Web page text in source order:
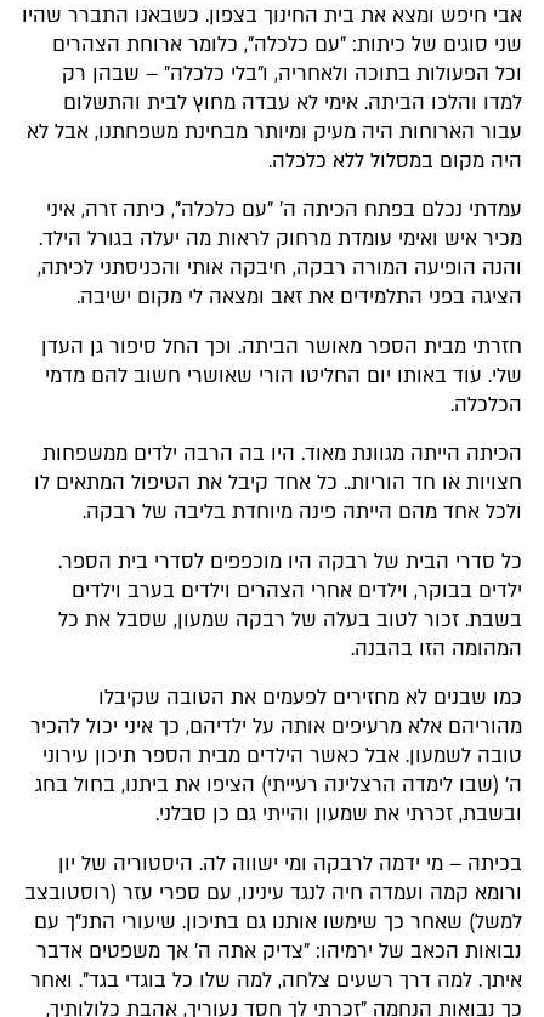
אבי חיפש ומצא את בית החינוך בצפון. כשבאנו התברר שהיו
שני סוגים של כיתות: "עם כלכלה", כלומר ארוחת הצהרים
וכל הפעולות בתוכה ולאחריה, ו"בלי כלכלה" – שבהן רק
למדו והלכו הביתה. אימי לא עבדה מחוץ לבית והתשלום
עבור הארוחות היה מעיק ומיותר מבחינת משפחתנו, אבל לא
היה מקום במסלול ללא כלכלה.
עמדתי נכלם בפתח הכיתה ה' "עם כלכלה", כיתה זרה, איני
מכיר איש ואימי עומדת מרחוק לראות מה יעלה בגורל הילד.
והנה הופיעה המורה רבקה, חיבקה אותי והכניסתני לכיתה,
הציגה בפני התלמידים את זאב ומצאה לי מקום ישיבה.
חזרתי מבית הספר מאושר הביתה. וכך החל סיפור גן העדן
שלי. עוד באותו יום החליטו הורי שאושרי חשוב להם מדמי
הכלכלה.
הכיתה הייתה מגוונת מאוד. היו בה הרבה ילדים ממשפחות
חצויות או חד הוריות.. כל אחד קיבל את הטיפול המתאים לו
ולכל אחד מהם הייתה פינה מיוחדת בליבה של רבקה.
כל סדרי הבית של רבקה היו מוכפפים לסדרי בית הספר.
ילדים בבוקר, וילדים אחרי הצהרים וילדים בערב וילדים
בשבת. זכור לטוב בעלה של רבקה שמעון, שסבל את כל
המהומה הזו בהבנה.
כמו שבנים לא מחזירים לפעמים את הטובה שקיבלו
מהוריהם אלא מרעיפים אותה על ילדיהם, כך איני יכול להכיר
טובה לשמעון. אבל כאשר הילדים מבית הספר תיכון עירוני
ה' (שבו לימדה הרצלינה רעייתי) הציפו את ביתנו, בחול בחג
ובשבת, זכרתי את שמעון והייתי גם כן סבלני.
בכיתה – מי ידמה לרבקה ומי ישווה לה. היסטוריה של יון
ורומא קמה ועמדה חיה לנגד עינינו, עם ספרי עזר (רוסטובצב
למשל) שאחר כך שימשו אותנו גם בתיכון. שיעורי התנ"ך עם
נבואות הכאב של ירמיהו: "צדיק אתה ה' אך משפטים אדבר
איתך. למה דרך רשעים צלחה, למה שלו כל בוגדי בגד". ואחר
כך נבואות הנחמה "זכרתי לך חסד נעוריך, אהבת כלולותיך,